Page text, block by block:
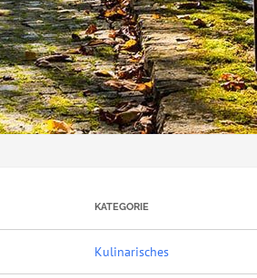
KATEGORIE
Kulinarisches